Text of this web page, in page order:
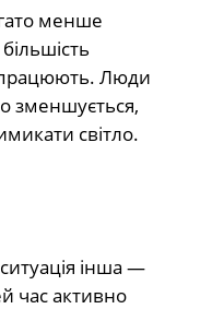
менше
працюють. Люди
зменшується,
світло.
інша —
час активно